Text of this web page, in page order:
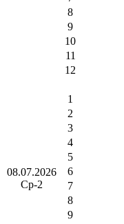
8
9
10
11
12
08.07.2026
Ср-2
1
2
3
4
5
6
7
8
9